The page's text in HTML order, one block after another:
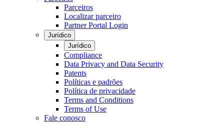
Parceiros
Localizar parceiro
Partner Portal Login
Jurídico
Jurídico
Compliance
Data Privacy and Data Security
Patents
Políticas e padrões
Política de privacidade
Terms and Conditions
Terms of Use
Fale conosco